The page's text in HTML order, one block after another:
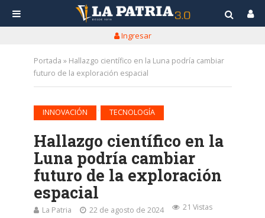
Ingresar
Portada » Hallazgo científico en la Luna podría cambiar
futuro de la exploración espacial
INNOVACIÓN TECNOLOGÍA
Hallazgo científico en la
Luna podría cambiar
futuro de la exploración
espacial
La Patria 22 de agosto de 2024 21 Vistas